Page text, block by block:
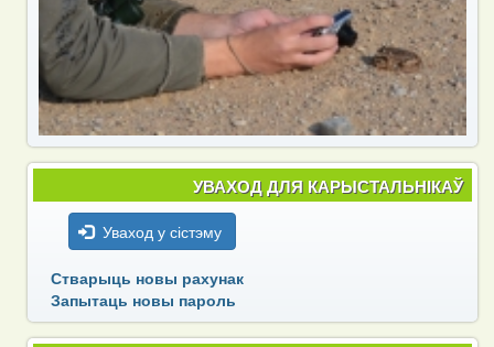
УВАХОД ДЛЯ КАРЫСТАЛЬНІКАЎ
Уваход у сістэму
Стварыць новы рахунак
Запытаць новы пароль